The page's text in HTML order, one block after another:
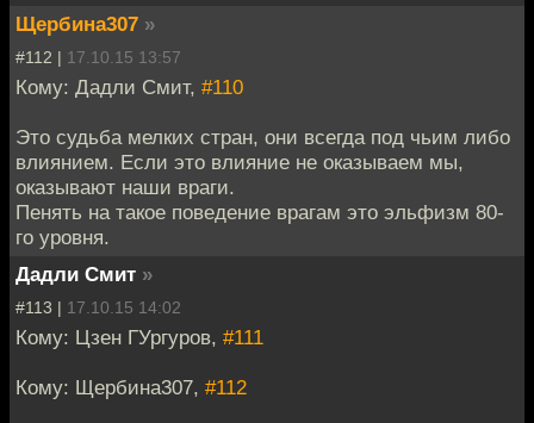
Щербина307 »
#112 | 17.10.15 13:57
Кому: Дадли Смит, #110
Это судьба мелких стран, они всегда под чьим либо
влиянием. Если это влияние не оказываем мы,
оказывают наши враги.
Пенять на такое поведение врагам это эльфизм 80-
го уровня.
Дадли Смит »
#113 | 17.10.15 14:02
Кому: Цзен ГУргуров, #111
Кому: Щербина307, #112